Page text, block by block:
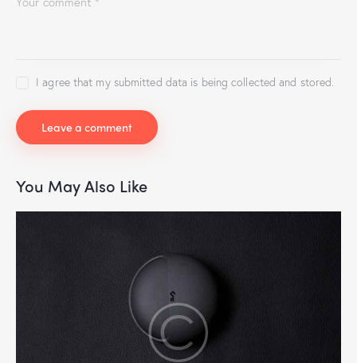
I agree that my submitted data is being collected and stored.
You May Also Like